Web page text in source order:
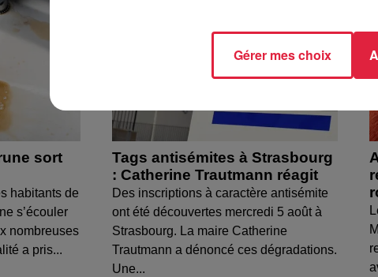
sort
habitants de
s’écouler
nombreuses
a pris...
Tags antisémites à Strasbourg
: Catherine Trautmann réagit
Des inscriptions à caractère antisémite
ont été découvertes mercredi 5 août à
Strasbourg. La maire Catherine
Trautmann a dénoncé ces dégradations.
Une...
Gérer mes choix